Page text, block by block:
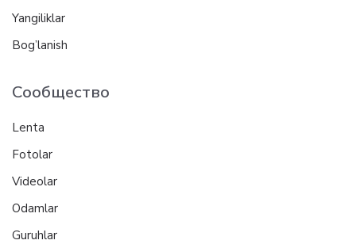
Yangiliklar
Bog’lanish
Сообщество
Lenta
Fotolar
Videolar
Odamlar
Guruhlar